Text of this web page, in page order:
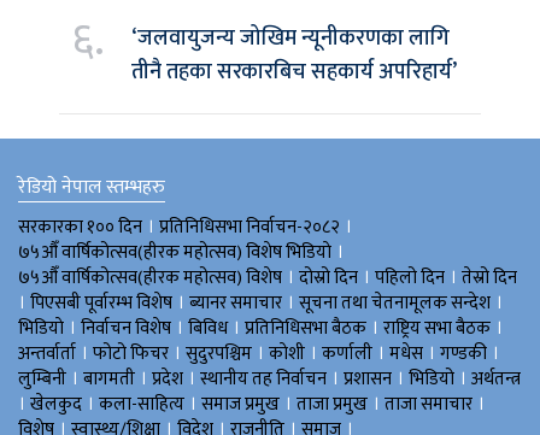
६.
‘जलवायुजन्य जोखिम न्यूनीकरणका लागि
तीनै तहका सरकारबिच सहकार्य अपरिहार्य’
रेडियो नेपाल स्तम्भहरु
सरकारका १०० दिन । प्रतिनिधिसभा निर्वाचन-२०८२ ।
७५औँ वार्षिकोत्सव(हीरक महोत्सव) विशेष भिडियाे ।
७५औँ वार्षिकोत्सव(हीरक महोत्सव) विशेष । दोस्रो दिन । पहिलो दिन । तेस्रो दिन
। पिएसबी पूर्वारम्भ विशेष । ब्यानर समाचार । सूचना तथा चेतनामूलक सन्देश ।
भिडियाे । निर्वाचन विशेष । बिविध। प्रतिनिधिसभा बैठक । राष्ट्रिय सभा बैठक ।
अन्तर्वार्ता । फोटो फिचर । सुदुरपश्चिम । काेशी । कर्णाली । मधेस । गण्डकी ।
लुम्बिनी । बागमती । प्रदेश । स्थानीय तह निर्वाचन । प्रशासन । भिडियो । अर्थतन्त्र
। खेलकुद । कला-साहित्य । समाज प्रमुख । ताजा प्रमुख । ताजा समाचार ।